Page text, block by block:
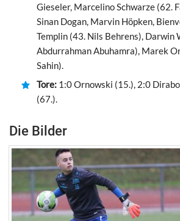
Gieseler, Marcelino Schwarze (62.
Sinan Dogan, Marvin Höpken,
Templin (43. Nils Behrens), Darwin
Abdurrahman Abuhamra), Marek
Sahin).
Tore: 1:0 Ornowski (15.), 2:0
(67.).
Die Bilder